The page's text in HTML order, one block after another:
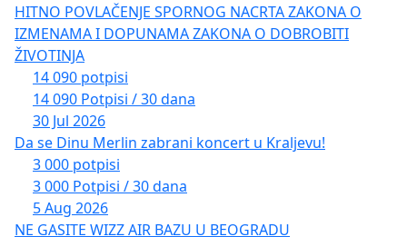
HITNO POVLAČENJE SPORNOG NACRTA ZAKONA O
IZMENAMA I DOPUNAMA ZAKONA O DOBROBITI
ŽIVOTINJA
14 090 potpisi
14 090 Potpisi / 30 dana
30 Jul 2026
Da se Dinu Merlin zabrani koncert u Kraljevu!
3 000 potpisi
3 000 Potpisi / 30 dana
5 Aug 2026
NE GASITE WIZZ AIR BAZU U BEOGRADU